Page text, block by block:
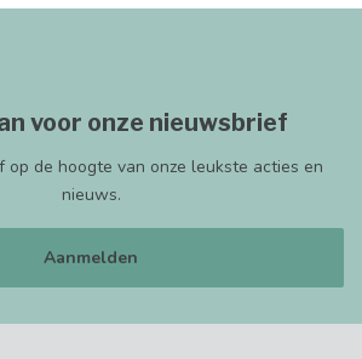
voor onze nieuwsbrief
op de hoogte van onze leukste acties en
nieuws.
Aanmelden